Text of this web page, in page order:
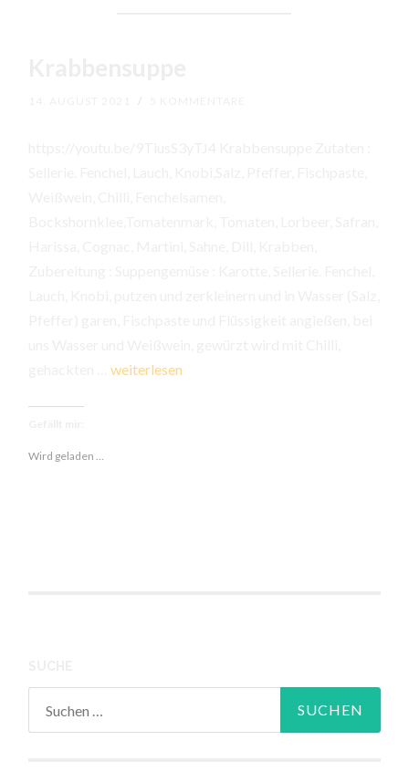
/
gehackten …Krabbensuppe
weiterlesen
Wird geladen …